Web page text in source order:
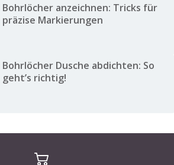
Bohrlöcher anzeichnen: Tricks für
präzise Markierungen
Bohrlöcher Dusche abdichten: So
geht’s richtig!